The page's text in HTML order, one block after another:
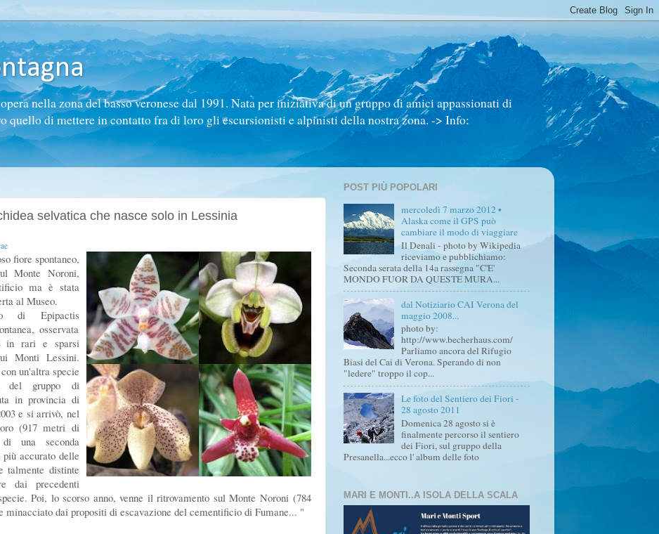
nella zona del basso veronese dal 1991. Nata per iniziativa di un gruppo di amici appassionati di
quello di mettere in contatto fra di loro gli escursionisti e alpinisti della nostra zona. -> Info:
selvatica che nasce solo in Lessinia
fiore spontaneo,
Monte Noroni,
ma è stata
al Museo.
di Epipactis
osservata
in rari e sparsi
Monti Lessini.
un'altra specie
del gruppo di
in provincia di
e si arrivò, nel
(917 metri di
una seconda
più accurato delle
talmente distinte
dai precedenti
Poi, lo scorso anno, venne il ritrovamento sul Monte Noroni (784
minacciato dai propositi di escavazione del cementificio di Fumane... "
POST PIÙ POPOLARI
mercoledì 7 marzo 2012 •
Alaska come il GPS può
cambiare il modo di viaggiare
Il Denali - photo by Wikipedia
riceviamo e pubblichiamo:
Seconda serata della 14a rassegna "C'E'
MONDO FUOR DA QUESTE MURA...
dal Notiziario CAI Verona del
maggio 2008...
photo by:
http://www.becherhaus.com/
Parliamo ancora del Rifugio
Biasi del Cai di Verona. Sperando di non
"ledere" troppo il cop...
Le foto del Sentiero dei Fiori -
28 agosto 2011
Domenica 28 agosto si è
finalmente percorso il sentiero
dei Fiori, sul gruppo della
Presanella...ecco l' album delle foto
MARI E MONTI..A ISOLA DELLA SCALA